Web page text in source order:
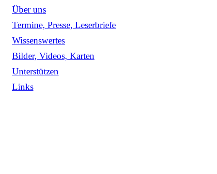
Über uns
Termine, Presse, Leserbriefe
Wissenswertes
Bilder, Videos, Karten
Unterstützen
Links